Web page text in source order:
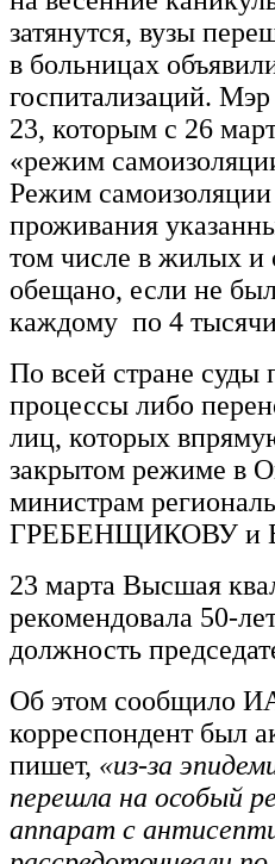
затянутся, вузы
в больницах
госпитализаций.
23, которым с 26
«режим
Режим
проживания
том числе в жилых и
обещано, если не
каждому по 4
По всей стране
процессы либо
лиц, которых
закрытом режиме в
министрам
ГРЕБЕНЩИКОВУ и
23 марта Высшая
рекомендовала 50-
должность
Об этом сообщило
корреспондент был
пишет, «из-за
перешла на особый
аппарат с